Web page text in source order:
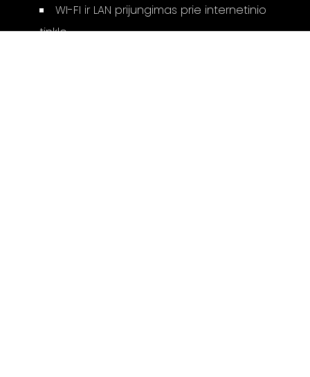
WI-FI ir LAN prijungimas prie internetinio
tinklo